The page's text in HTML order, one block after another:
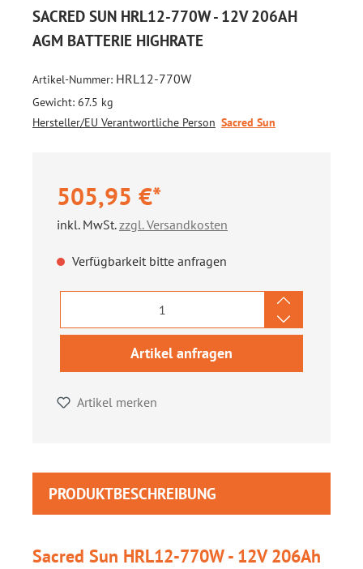
SACRED SUN HRL12-770W - 12V 206AH
AGM BATTERIE HIGHRATE
Artikel-Nummer: HRL12-770W
Gewicht: 67.5 kg
Hersteller/EU Verantwortliche Person Sacred Sun
505,95 €*
inkl. MwSt.zzgl. Versandkosten
Verfügbarkeit bitte anfragen
Artikel anfragen
Artikel merken
PRODUKTBESCHREIBUNG
Sacred Sun HRL12-770W - 12V 206Ah